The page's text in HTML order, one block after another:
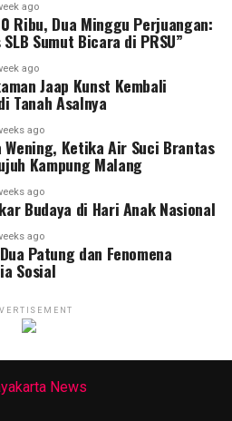
ago
Ribu, Dua Minggu Perjuangan:
Sumut Bicara di PRSU”
ago
Jaap Kunst Kembali
Tanah Asalnya
ago
Ketika Air Suci Brantas
Kampung Malang
ago
Budaya di Hari Anak Nasional
ago
Patung dan Fenomena
Sosial